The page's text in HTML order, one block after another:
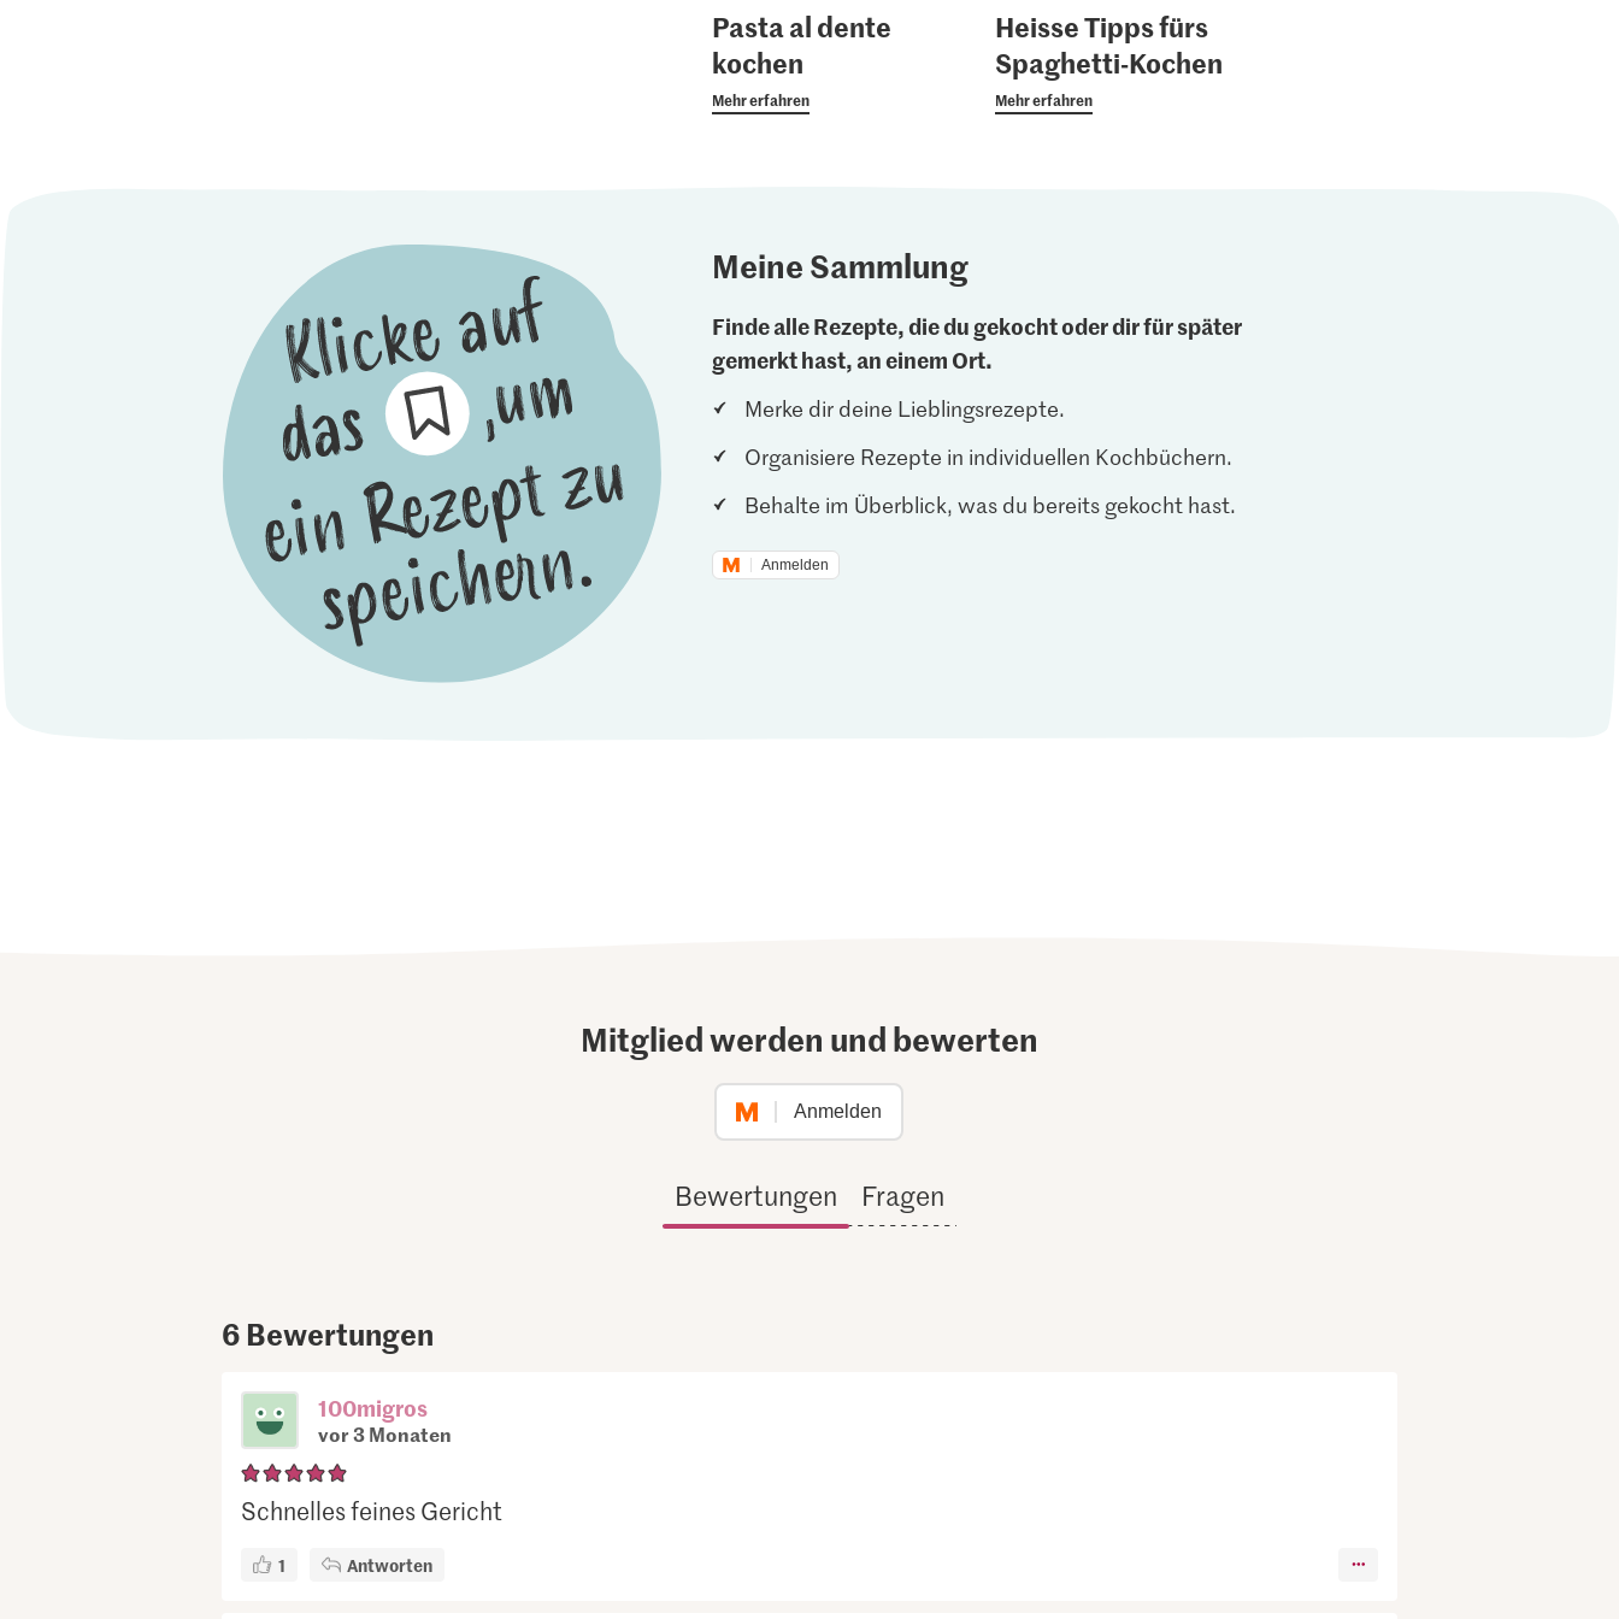
Pasta al dente
kochen
Mehr erfahren
Heisse Tipps fürs
Spaghetti-Kochen
Mehr erfahren
Meine Sammlung
Finde alle Rezepte, die du gekocht oder dir für später
gemerkt hast, an einem Ort.
Merke dir deine Lieblingsrezepte.
Organisiere Rezepte in individuellen Kochbüchern.
Behalte im Überblick, was du bereits gekocht hast.
Anmelden
Mitglied werden und bewerten
Anmelden
Bewertungen Fragen
6 Bewertungen
100migros
vor 3 Monaten
Schnelles feines Gericht
1 Antworten